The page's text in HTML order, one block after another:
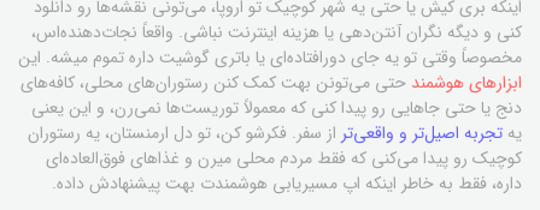
اینکه بری کیش یا حتی یه شهر کوچیک تو اروپا، می‌تونی نقشه‌ها رو دانلود
کنی و دیگه نگران آنتن‌دهی یا هزینه اینترنت نباشی. واقعاً نجات‌دهنده‌اس،
مخصوصاً وقتی تو یه جای دورافتاده‌ای یا باتری گوشیت داره تموم میشه. این
ابزارهای هوشمند حتی می‌تونن بهت کمک کنن رستوران‌های محلی، کافه‌های
دنج یا حتی جاهایی رو پیدا کنی که معمولاً توریست‌ها نمی‌رن، و این یعنی
یه تجربه اصیل‌تر و واقعی‌تر از سفر. فکرشو کن، تو دل ارمنستان، یه رستوران
کوچیک رو پیدا می‌کنی که فقط مردم محلی میرن و غذاهای فوق‌العاده‌ای
داره، فقط به خاطر اینکه اپ مسیریابی هوشمندت بهت پیشنهادش داده.